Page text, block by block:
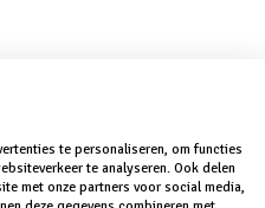
te personaliseren, om functies
te analyseren. Ook delen
met onze partners voor social media,